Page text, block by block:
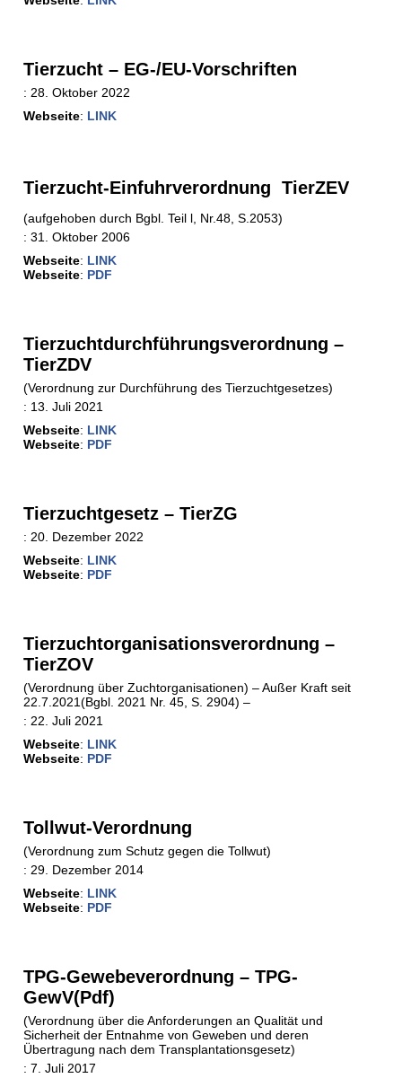
Tierzucht – EG-/EU-Vorschriften
: 28. Oktober 2022
Webseite: LINK
Tierzucht-Einfuhrverordnung  TierZEV
(aufgehoben durch Bgbl. Teil l, Nr.48, S.2053)
: 31. Oktober 2006
Webseite: LINK
Webseite: PDF
Tierzuchtdurchführungsverordnung –
TierZDV
(Verordnung zur Durchführung des Tierzuchtgesetzes)
: 13. Juli 2021
Webseite: LINK
Webseite: PDF
Tierzuchtgesetz – TierZG
: 20. Dezember 2022
Webseite: LINK
Webseite: PDF
Tierzuchtorganisationsverordnung –
TierZOV
(Verordnung über Zuchtorganisationen) – Außer Kraft seit
22.7.2021(Bgbl. 2021 Nr. 45, S. 2904) –
: 22. Juli 2021
Webseite: LINK
Webseite: PDF
Tollwut-Verordnung
(Verordnung zum Schutz gegen die Tollwut)
: 29. Dezember 2014
Webseite: LINK
Webseite: PDF
TPG-Gewebeverordnung – TPG-
GewV(Pdf)
(Verordnung über die Anforderungen an Qualität und
Sicherheit der Entnahme von Geweben und deren
Übertragung nach dem Transplantationsgesetz)
: 7. Juli 2017